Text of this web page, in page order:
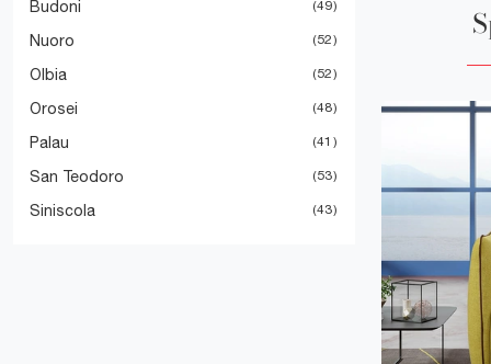
Budoni 49
Nuoro 52
Olbia 52
Orosei 48
Palau 41
San Teodoro 53
Siniscola 43